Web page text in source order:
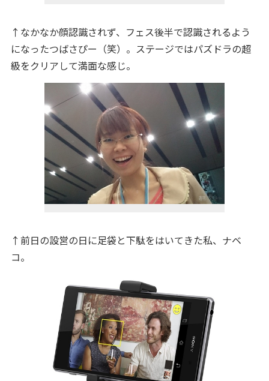
↑なかなか顔認識されず、フェス後半で認識されるよう
になったつばさぴー（笑）。ステージではパズドラの超
級をクリアして満面な感じ。
↑前日の設営の日に足袋と下駄をはいてきた私、ナベ
コ。